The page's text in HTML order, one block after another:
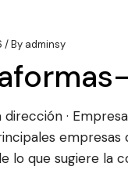
By adminsy
dirección ·
empresas
lo que sugiere la